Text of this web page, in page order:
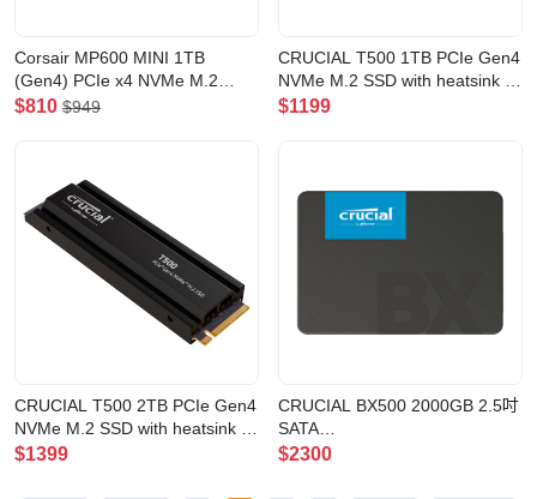
Corsair MP600 MINI 1TB
(Gen4) PCIe x4 NVMe M.2
2230 SSD 固態硬盤(CSSD-
$810 $949
CRUCIAL T500 1TB PCIe Gen4
NVMe M.2 SSD with heatsink 固
態硬碟(CT1000T500SSD8)
$1199
CRUCIAL T500 2TB PCIe Gen4
NVMe M.2 SSD with heatsink 固
態硬碟(CT2000T500SSD5)
$1399
CRUCIAL BX500 2000GB 2.5吋
SATA
SSD(CT2000BX500SSD1)
$2300